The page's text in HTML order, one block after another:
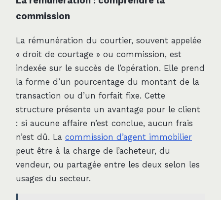
commission
La rémunération du courtier, souvent appelée
« droit de courtage » ou commission, est
indexée sur le succès de l’opération. Elle prend
la forme d’un pourcentage du montant de la
transaction ou d’un forfait fixe. Cette
structure présente un avantage pour le client
: si aucune affaire n’est conclue, aucun frais
n’est dû. La commission d’agent immobilier
peut être à la charge de l’acheteur, du
vendeur, ou partagée entre les deux selon les
usages du secteur.